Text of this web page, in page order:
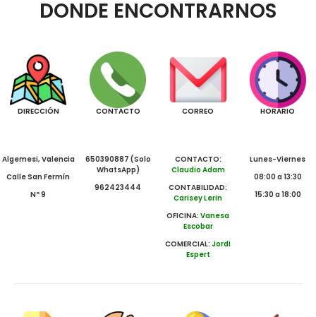
DONDE ENCONTRARNOS
DIRECCIÓN
Algemesi, Valencia
Calle San Fermín
Nº 9
CONTACTO
650390887 (Solo
WhatsApp)
962423444
CORREO
CONTACTO:
Claudio Adam
CONTABILIDAD:
Carisey Lerin
OFICINA:Vanesa
Escobar
COMERCIAL:Jordi
Espert
HORARIO
Lunes-Viernes
08:00 a 13:30
15:30 a 18:00